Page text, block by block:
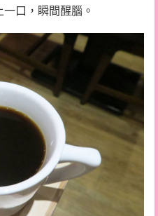
口，瞬間醒腦。